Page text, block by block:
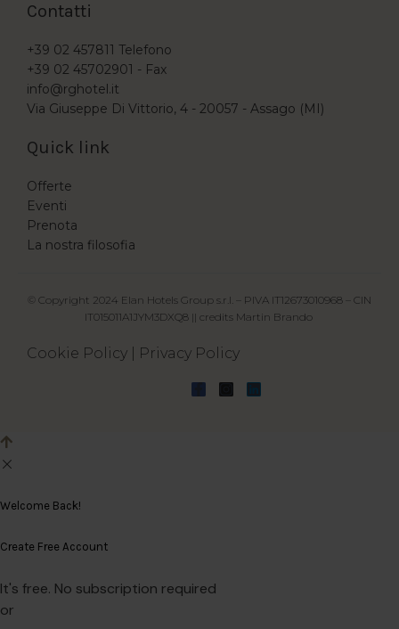
Contatti
+39 02 457811 Telefono
+39 02 45702901 - Fax
info@rghotel.it
Via Giuseppe Di Vittorio, 4 - 20057 - Assago (MI)
Quick link
Offerte
Eventi
Prenota
La nostra filosofia
© Copyright 2024 Elan Hotels Group s.r.l. – PIVA IT12673010968 – CIN
IT015011A1JYM3DXQ8 || credits Martin Brando
Cookie Policy Privacy Policy
Welcome Back!
Create Free Account
It's free. No subscription required
or